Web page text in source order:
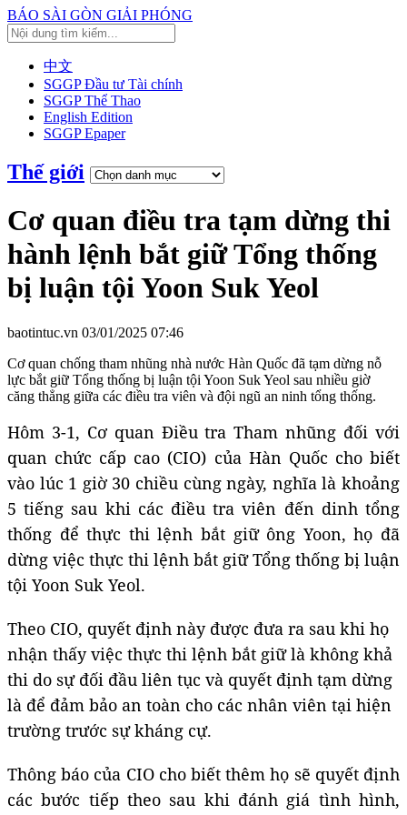
BÁO SÀI GÒN GIẢI PHÓNG
中文
SGGP Đầu tư Tài chính
SGGP Thể Thao
English Edition
SGGP Epaper
Thế giới
Cơ quan điều tra tạm dừng thi
hành lệnh bắt giữ Tổng thống
bị luận tội Yoon Suk Yeol
baotintuc.vn 03/01/2025 07:46
Cơ quan chống tham nhũng nhà nước Hàn Quốc đã tạm dừng nỗ
lực bắt giữ Tổng thống bị luận tội Yoon Suk Yeol sau nhiều giờ
căng thẳng giữa các điều tra viên và đội ngũ an ninh tổng thống.
Hôm 3-1, Cơ quan Điều tra Tham nhũng đối với
quan chức cấp cao (CIO) của Hàn Quốc cho biết
vào lúc 1 giờ 30 chiều cùng ngày, nghĩa là khoảng
5 tiếng sau khi các điều tra viên đến dinh tổng
thống để thực thi lệnh bắt giữ ông Yoon, họ đã
dừng việc thực thi lệnh bắt giữ Tổng thống bị luận
tội Yoon Suk Yeol.
Theo CIO, quyết định này được đưa ra sau khi họ
nhận thấy việc thực thi lệnh bắt giữ là không khả
thi do sự đối đầu liên tục và quyết định tạm dừng
là để đảm bảo an toàn cho các nhân viên tại hiện
trường trước sự kháng cự.
Thông báo của CIO cho biết thêm họ sẽ quyết định
các bước tiếp theo sau khi đánh giá tình hình,